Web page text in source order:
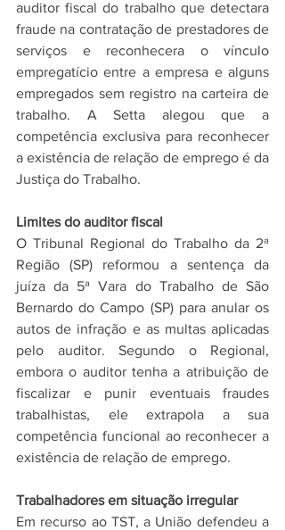
auditor fiscal do trabalho que detectara
fraude na contratação de prestadores de
serviços e reconhecera o vínculo
empregatício entre a empresa e alguns
empregados sem registro na carteira de
trabalho. A Setta alegou que a
competência exclusiva para reconhecer
a existência de relação de emprego é da
Justiça do Trabalho.
Limites do auditor fiscal
O Tribunal Regional do Trabalho da 2ª
Região (SP) reformou a sentença da
juíza da 5ª Vara do Trabalho de São
Bernardo do Campo (SP) para anular os
autos de infração e as multas aplicadas
pelo auditor. Segundo o Regional,
embora o auditor tenha a atribuição de
fiscalizar e punir eventuais fraudes
trabalhistas, ele extrapola a sua
competência funcional ao reconhecer a
existência de relação de emprego.
Trabalhadores em situação irregular
Em recurso ao TST, a União defendeu a